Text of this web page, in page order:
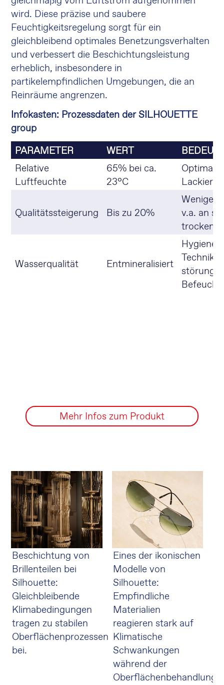
wird. Diese präzise und saubere
Feuchtigkeitsregelung sorgt für ein
gleichbleibend optimales Benetzungsverhalten
und verbessert die Beschichtungsleistung
erheblich, insbesondere in
partikelempfindlichen Umgebungen, die an
Reinräume angrenzen.
Infokasten: Prozessdaten der SILHOUETTE
group
PARAMETER
WERT
Relative
Luftfeuchte
65% bei ca.
23°C
Optimale
Qualitätssteigerung Bis zu 20%
Weniger
v.a. an
Wasserqualität Entmineralisiert
Hygiene,
Technik,
Mehr Infos zum Produkt
Beschichtung von
Brillenteilen bei
Silhouette:
Gleichbleibende
Klimabedingungen
tragen zu stabilen
Oberflächenprozessen
bei.
Eines der ikonischen
Modelle von
Silhouette:
Empfindliche
Materialien
reagieren stark auf
Klimatische
Schwankungen
während der
Oberflächenbehandlung.